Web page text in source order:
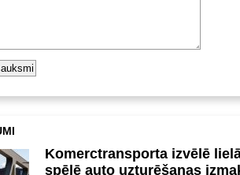
Komerctransporta izvēlē
spēlē auto uzturēšanas